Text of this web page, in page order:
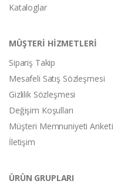
Kataloglar
MÜŞTERİ HİZMETLERİ
Sipariş Takip
Mesafeli Satış Sözleşmesi
Gizlilik Sözleşmesi
Değişim Koşulları
Müşteri Memnuniyeti Anketi
İletişim
ÜRÜN GRUPLARI